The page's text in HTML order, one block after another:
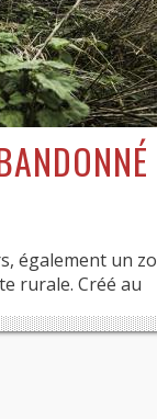
également un
rurale. Créé au